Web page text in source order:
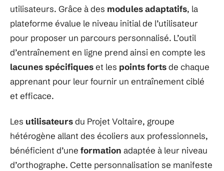
utilisateurs. Grâce à des modules adaptatifs, la
plateforme évalue le niveau initial de l’utilisateur
pour proposer un parcours personnalisé. L’outil
d’entraînement en ligne prend ainsi en compte les
lacunes spécifiqueset les points fortsde chaque
apprenant pour leur fournir un entraînement ciblé
et efficace.
Les utilisateursdu Projet Voltaire, groupe
hétérogène allant des écoliers aux professionnels,
bénéficient d’une formation adaptée à leur niveau
d’orthographe. Cette personnalisation se manifeste